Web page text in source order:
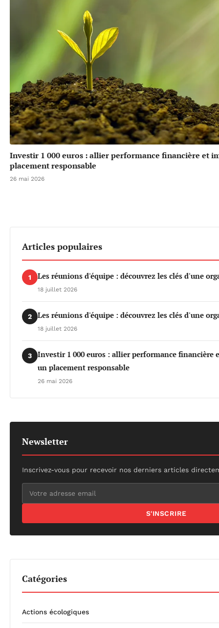
Investir 1 000 euros : allier performance financière et
placement responsable
26 mai 2026
Articles populaires
1 Les réunions d'équipe : découvrez les clés d'une
18 juillet 2026
2 Les réunions d'équipe : découvrez les clés d'une
18 juillet 2026
3
Investir 1 000 euros : allier performance financière
un placement responsable
26 mai 2026
Newsletter
Inscrivez-vous pour recevoir nos derniers articles
S'INSCRIRE
Catégories
Actions écologiques